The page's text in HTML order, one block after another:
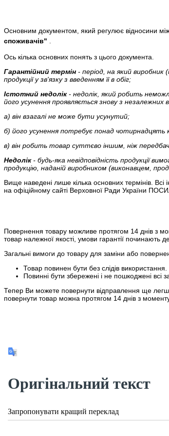
Основним документом, який регулює відносини
споживачів"
Ось кілька основних понять з цього документа.
Гарантійний термін - період, на який виробник
продукції у зв'язку з введенням її в обіг;
Істотний недолік- недолік, який робить
його усунення проявляється знову з незалежних
а) він взагалі не може бути усунутий;
б) його усунення потребує понад чотирнадцять
в) він робить товар суттєво іншим, ніж
Недолік- будь-яка невідповідність продукції
продукцію, наданій виробником (виконавцем,
Вище наведені лише кілька основних термінів.
на офіційному сайті Верховної Ради України
Повернення товару можливе протягом 14 днів з
товар належної якості, умови гарантії починають
Загальні вимоги до товару для заміни або
Товар повинен бути без слідів використання.
Повинні бути збережені і не пошкоджені всі
Тепер Ви можете повернути відправлення ще
повернути товар можна протягом 14 днів з
Оригінальний текст
Запропонувати кращий переклад